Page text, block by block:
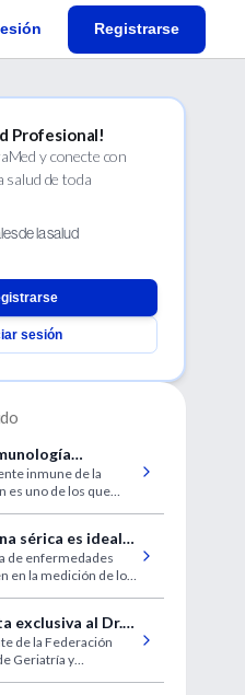
Registrarse
Profesional!
y conecte con
salud de toda
de la salud
sesión
inmune de la
es uno de los que
sérica es ideal
de los
ferricos del
de enfermedades
en la medición de los
ferritina sérica es la
exclusiva al Dr.
Nallim
de la Federación
Geriatría y